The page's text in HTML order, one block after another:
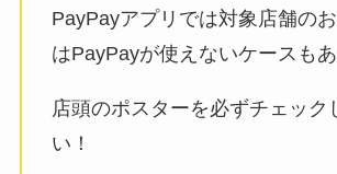
PayPayアプリでは対象店舗の
はPayPayが使えないケースもあ
店頭のポスターを必ずチェック
い！